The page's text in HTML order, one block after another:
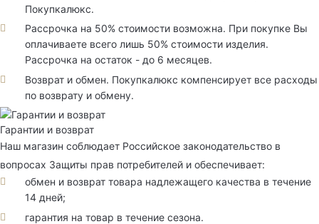
Покупкалюкс.
Рассрочка на 50% стоимости возможна. При покупке Вы
оплачиваете всего лишь 50% стоимости изделия.
Рассрочка на остаток - до 6 месяцев.
Возврат и обмен. Покупкалюкс компенсирует все расходы
по возврату и обмену.
Гарантии и возврат
Наш магазин соблюдает Российское законодательство в
вопросах Защиты прав потребителей и обеспечивает:
обмен и возврат товара надлежащего качества в течение
14 дней;
гарантия на товар в течение сезона.